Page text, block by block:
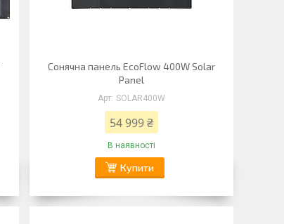
Сонячна панель EcoFlow 400W Solar
Panel
SOLAR400W
54 999 ₴
В наявності
Купити